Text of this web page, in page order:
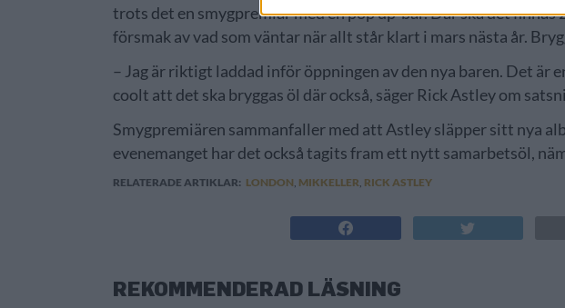
trots det en smygpremiär med en pop up-bar. Där ska det finnas
försmak av vad som väntar när allt står klart i mars nästa år.
– Jag är riktigt laddad inför öppningen av den nya baren. Det är
coolt att det ska bryggas öl där också, säger Rick Astley om
Smygpremiären sammanfaller med att Astley släpper sitt nya
evenemanget har det också tagits fram ett nytt samarbetsöl,
RELATERADE ARTIKLAR: LONDON MIKKELLER RICK ASTLEY
REKOMMENDERAD LÄSNING